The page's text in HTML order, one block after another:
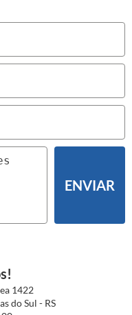
ENVIAR
1422
do Sul - RS